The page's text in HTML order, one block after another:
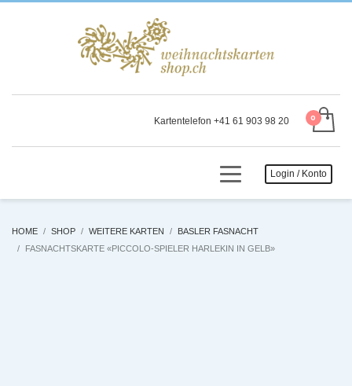
Kartentelefon +41 61 903 98 20
Login / Konto
HOME SHOP WEITERE KARTEN
BASLER FASNACHT
FASNACHTSKARTE «PICCOLO-SPIELER HARLEKIN IN GELB»